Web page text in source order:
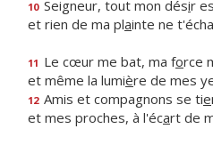
10 Seigneur, tout mon désir
et rien de ma plainte ne
11 Le cœur me bat, ma force
et même la lumière de mes
12 Amis et compagnons se tie
et mes proches, à l'écart de